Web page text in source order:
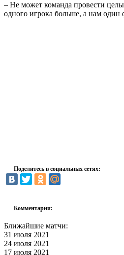
– Не может команда провести
одного игрока больше, а нам один
Поделитесь в социальных сетях:
Комментарии:
Ближайшие матчи:
31 июля 2021
24 июля 2021
17 июля 2021